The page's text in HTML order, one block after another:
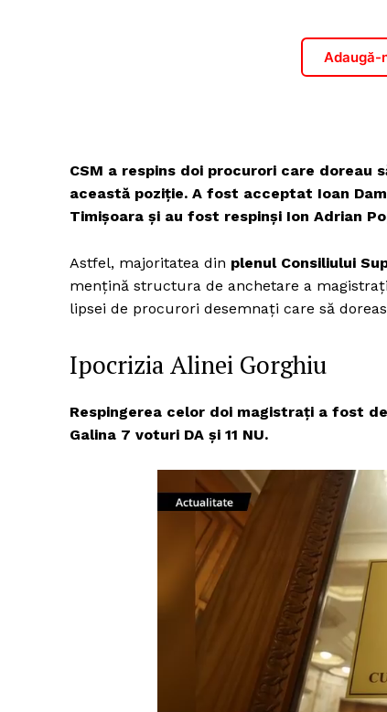
Adaugă-
CSM a respins doi procurori care
această poziție. A fost acceptat Ioan
Timişoara și au fost respinși Ion Adrian
Astfel, majoritatea din plenul Consiliului
mențină structura de anchetare a
lipsei de procurori desemnați care să
Ipocrizia Alinei Gorghiu
Respingerea celor doi magistrați a fost
Galina 7 voturi DA și 11 NU.